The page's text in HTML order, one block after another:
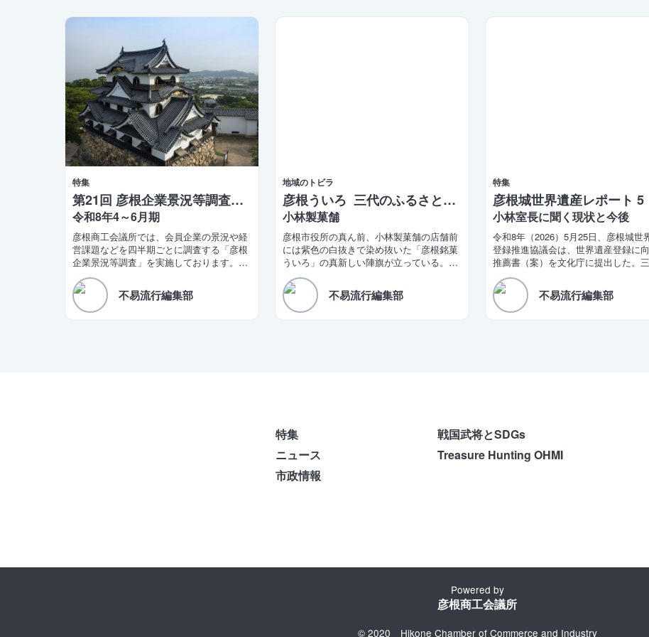
特集
第21回 彦根企業景況等調査報告
令和8年4～6月期
彦根商工会議所では、会員企業の景況や経
営課題などを四半期ごとに調査する「彦根
企業景況等調査」を実施しております。こ
のほど第21四半期（令和8年4〜6月期）の
調査結果がまとまりましたので、ご報告い
たします。 不易流行編集部
地域のトビラ
彦根ういろ 三代のふるさとの味
小林製菓舗
彦根市役所の真ん前、小林製菓舗の店舗前
には紫色の白抜きで染め抜いた「彦根銘菓
ういろ」の真新しい陣旗が立っている。少
し前までは「彦根ういろ ふるさとの味」だ
った。
不易流行編集部
特集
彦根城世界遺産レポート 5
小林室長に聞く現状と今後
令和8年（2026）5月25日、彦根城世
登録推進協議会は、世界遺産登録に
推薦書（案）を文化庁に提出した。
大造滋賀県知事と田島一成彦根市長が
コメントを発表。「令和10年の登録実
を改めて目標として掲げた。
不易流行編集部
不易流行
特集
ニュース
市政情報
戦国武将とSDGs
Treasure Hunting OHMI
Powered by
彦根商工会議所
© 2020 Hikone Chamber of Commerce and Industry